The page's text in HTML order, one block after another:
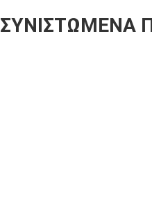
ΣΥΝΙΣΤΏΜΕΝΑ